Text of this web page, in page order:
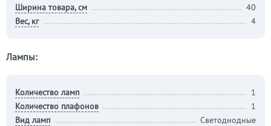
Ширина товара, см
40
Вес, кг
4
Лампы:
Количество ламп
1
Количество плафонов
1
Вид ламп
Светодиодные